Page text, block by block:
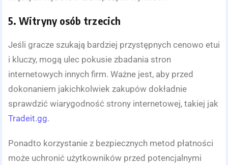
5. Witryny osób trzecich
Jeśli gracze szukają bardziej przystępnych cenowo etui
i kluczy, mogą ulec pokusie zbadania stron
internetowych innych firm. Ważne jest, aby przed
dokonaniem jakichkolwiek zakupów dokładnie
sprawdzić wiarygodność strony internetowej, takiej jak
Tradeit.gg.
Ponadto korzystanie z bezpiecznych metod płatności
może uchronić użytkowników przed potencjalnymi